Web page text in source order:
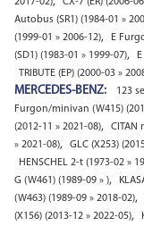
Autobus (SR1) (1984-01 »
(1999-01 » 2006-12), E
(SD1) (1983-01 » 1999-07),
TRIBUTE (EP) (2000-03 »
MERCEDES-BENZ: 123
Furgon/minivan (W415)
(2012-11 » 2021-08),
CITAN
» 2021-08), GLC (X253)
HENSCHEL 2-t (1973-02 »
G (W461) (1989-09 » ),
(W463) (1989-09 » 2018-02),
(X156) (2013-12 » 2022-05),